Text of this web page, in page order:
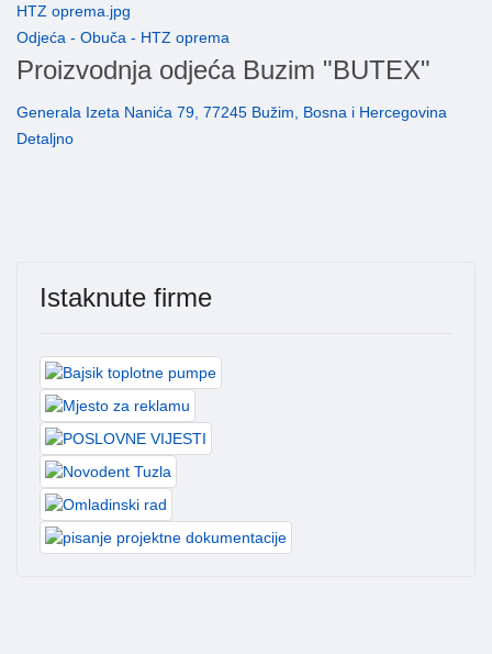
Odjeća - Obuča - HTZ oprema
Proizvodnja odjeća Buzim "BUTEX"
Generala Izeta Nanića 79, 77245 Bužim, Bosna i Hercegovina
Detaljno
Istaknute firme